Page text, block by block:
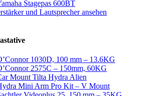
Stagepas 600BT
und Lautsprecher ansehen
1030D, 100 mm – 13.6KG
2575C – 150mm, 60KG
Mount Tilta Hydra Alien
Mini Arm Pro Kit – V Mount